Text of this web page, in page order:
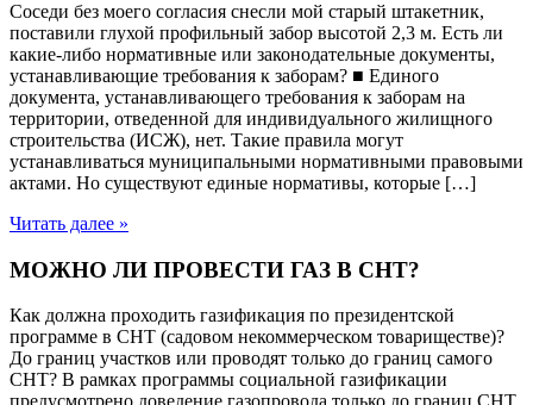
Соседи без моего согласия снесли мой старый штакетник,
поставили глухой профильный забор высотой 2,3 м. Есть ли
какие-либо нормативные или законодательные документы,
устанавливающие требования к заборам? ■ Единого
документа, устанавливающего требования к заборам на
территории, отведенной для индивидуального жилищного
строительства (ИСЖ), нет. Такие правила могут
устанавливаться муниципальными нормативными правовыми
актами. Но существуют единые нормативы, которые […]
Читать далее »
МОЖНО ЛИ ПРОВЕСТИ ГАЗ В СНТ?
Как должна проходить газификация по президентской
программе в СНТ (садовом некоммерческом товариществе)?
До границ участков или проводят только до границ самого
СНТ? В рамках программы социальной газификации